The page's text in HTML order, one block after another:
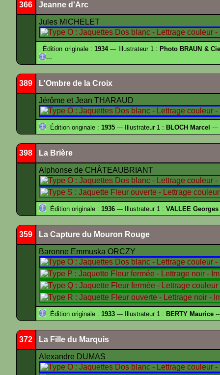
366 Jeanne d'Arc
Jules MICHELET
Édition originale :1934--- Illustrateur 1 : Photo BRAUN &
---
389 L'Ombre de la Croix
Jérôme et Jean THARAUD
Édition originale : 1935 --- Illustrateur 1 : BLOCH Marcel ---
398 La Brière
Alphonse de CHÂTEAUBRIANT
Édition originale : 1936 --- Illustrateur 1 : VALLEE Georges
359 La Capture du Mouron Rouge
Baronne Emmuska ORCZY
Édition originale : 1933 --- Illustrateur 1 : BERTY Maurice
372 La Fille du Marquis
Alexandre DUMAS